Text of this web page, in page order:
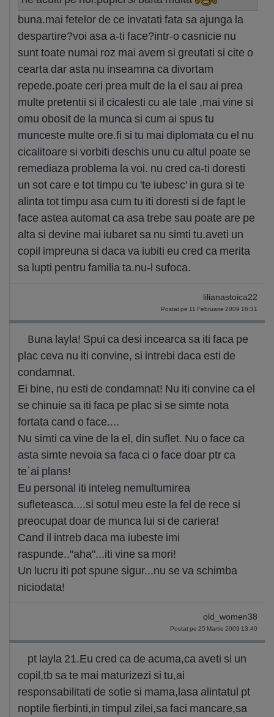
buna.mai fetelor de ce invatati fata sa ajunga la
despartire?voi asa a-ti face?intr-o casnicie nu
sunt toate numai roz mai avem si greutati si cite o
cearta dar asta nu inseamna ca divortam
repede.poate ceri prea mult de la el sau ai prea
multe pretentii si il cicalesti cu ale tale ,mai vine si
omu obosit de la munca si cum ai spus tu
munceste multe ore.fi si tu mai diplomata cu el nu
cicalitoare si vorbiti deschis unu cu altul poate se
remediaza problema la voi. nu cred ca-ti doresti
un sot care e tot timpu cu 'te iubesc' in gura si te
alinta tot timpu asa cum tu iti doresti si de fapt le
face astea automat ca asa trebe sau poate are pe
alta si devine mai iubaret sa nu simti tu.aveti un
copil impreuna si daca va iubiti eu cred ca merita
sa lupti pentru familia ta.nu-l sufoca.
lilianastoica22
Postat pe 11 Februarie 2009 16:31
Buna layla! Spui ca desi incearca sa iti faca pe
plac ceva nu iti convine, si intrebi daca esti de
condamnat.
Ei bine, nu esti de condamnat! Nu iti convine ca el
se chinuie sa iti faca pe plac si se simte nota
fortata cand o face....
Nu simti ca vine de la el, din suflet. Nu o face ca
asta simte nevoia sa faca ci o face doar ptr ca
te`ai plans!
Eu personal iti inteleg nemultumirea
sufleteasca....si sotul meu este la fel de rece si
preocupat doar de munca lui si de cariera!
Cand il intreb daca ma iubeste imi
raspunde.."aha"...iti vine sa mori!
Un lucru iti pot spune sigur...nu se va schimba
niciodata!
old_women38
Postat pe 25 Martie 2009 13:40
pt layla 21.Eu cred ca de acuma,ca aveti si un
copil,tb sa te mai maturizezi si tu,ai
responsabilitati de sotie si mama,lasa alintatul pt
noptile fierbinti,in timpul zilei,sa faci mancare,sa